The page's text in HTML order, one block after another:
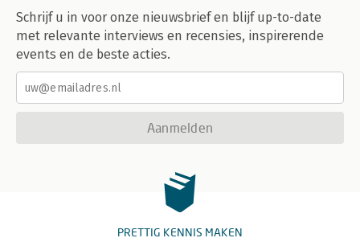
Schrijf u in voor onze nieuwsbrief en blijf up-to-date
met relevante interviews en recensies, inspirerende
events en de beste acties.
Aanmelden
PRETTIG KENNIS MAKEN